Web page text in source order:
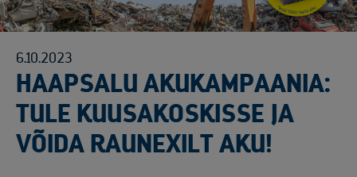
6.10.2023
HAAPSALU AKUKAMPAANIA:
TULE KUUSAKOSKISSE JA
VÕIDA RAUNEXILT AKU!